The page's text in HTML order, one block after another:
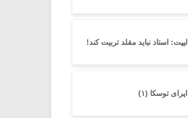
لیپت: استاد نباید مقلد تربیت کند!
اپرای توسکا (۱)